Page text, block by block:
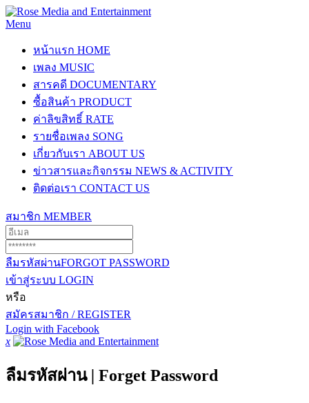
Menu
หน้าแรก HOME
เพลง MUSIC
สารคดี DOCUMENTARY
ซื้อสินค้า PRODUCT
ค่าลิขสิทธิ์ RATE
รายชื่อเพลง SONG
เกี่ยวกับเรา ABOUT US
ข่าวสารและกิจกรรม NEWS & ACTIVITY
ติดต่อเรา CONTACT US
สมาชิก MEMBER
ลืมรหัสผ่านFORGOT PASSWORD
เข้าสู่ระบบ LOGIN
หรือ
สมัครสมาชิก / REGISTER
Login with Facebook
x
ลืมรหัสผ่าน | Forget Password